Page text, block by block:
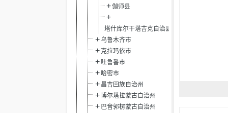
伽师县
塔什库尔干塔吉克自治县
乌鲁木齐市
克拉玛依市
吐鲁番市
哈密市
昌吉回族自治州
博尔塔拉蒙古自治州
巴音郭楞蒙古自治州